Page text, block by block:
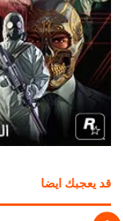
قد يعجبك ايضا